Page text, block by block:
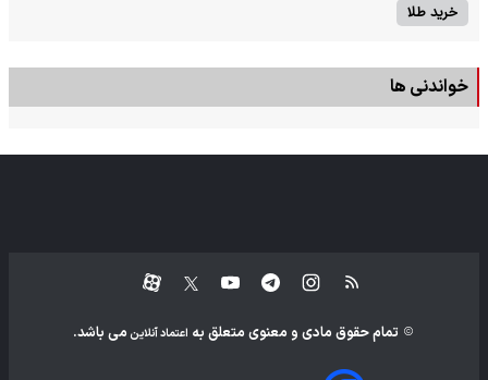
خرید طلا
خواندنی ها
تمام حقوق مادی و معنوی متعلق به اعتماد آنلاین می باشد.